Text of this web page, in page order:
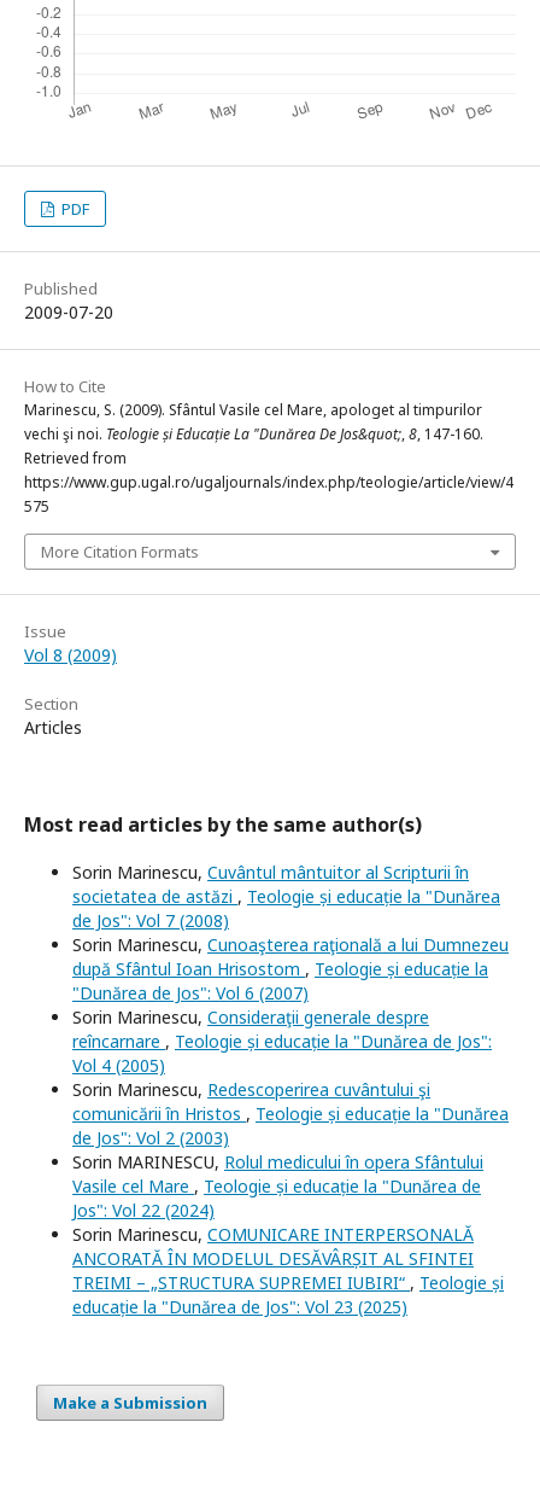
PDF
Published
2009-07-20
How to Cite
Marinescu, S. (2009). Sfântul Vasile cel Mare, apologet al timpurilor
vechi şi noi. Teologie și Educație La "Dunărea De Jos&quot;,8, 147-160.
Retrieved from
https://www.gup.ugal.ro/ugaljournals/index.php/teologie/article/view/4
575
More Citation Formats
Issue
Vol 8 (2009)
Section
Articles
Most read articles by the same author(s)
Sorin Marinescu, Cuvântul mântuitor al Scripturii în
societatea de astăzi , Teologie și educație la "Dunărea
de Jos": Vol 7 (2008)
Sorin Marinescu, Cunoaşterea raţională a lui Dumnezeu
după Sfântul Ioan Hrisostom , Teologie și educație la
"Dunărea de Jos": Vol 6 (2007)
Sorin Marinescu, Consideraţii generale despre
reîncarnare , Teologie și educație la "Dunărea de Jos":
Vol 4 (2005)
Sorin Marinescu, Redescoperirea cuvântului şi
comunicării în Hristos , Teologie și educație la "Dunărea
de Jos": Vol 2 (2003)
Sorin MARINESCU, Rolul medicului în opera Sfântului
Vasile cel Mare , Teologie și educație la "Dunărea de
Jos": Vol 22 (2024)
Sorin Marinescu, COMUNICARE INTERPERSONALĂ
ANCORATĂ ÎN MODELUL DESĂVÂRȘIT AL SFINTEI
TREIMI – „STRUCTURA SUPREMEI IUBIRI“ , Teologie și
educație la "Dunărea de Jos": Vol 23 (2025)
Make a Submission